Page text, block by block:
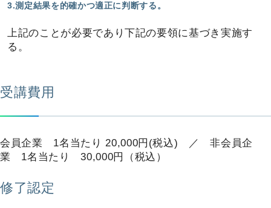
3.測定結果を的確かつ適正に判断する。
上記のことが必要であり下記の要領に基づき実施す
る。
受講費用
会員企業 1名当たり 20,000円(税込) ／ 非会員企
業 1名当たり 30,000円（税込）
修了認定